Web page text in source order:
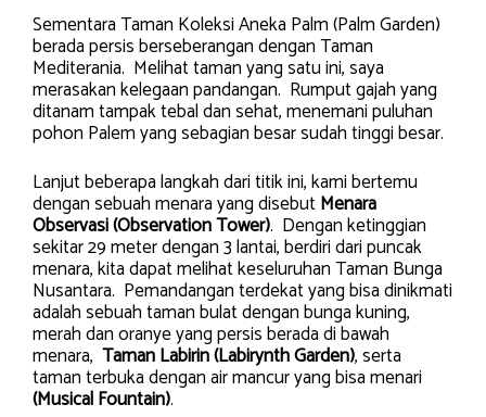
Sementara Taman Koleksi Aneka Palm (Palm Garden)
berada persis berseberangan dengan Taman
Mediterania. Melihat taman yang satu ini, saya
merasakan kelegaan pandangan. Rumput gajah yang
ditanam tampak tebal dan sehat, menemani puluhan
pohon Palem yang sebagian besar sudah tinggi besar.
Lanjut beberapa langkah dari titik ini, kami bertemu
dengan sebuah menara yang disebutMenara
Observasi (Observation Tower). Dengan ketinggian
sekitar 29 meter dengan 3 lantai, berdiri dari puncak
menara, kita dapat melihat keseluruhan Taman Bunga
Nusantara. Pemandangan terdekat yang bisa dinikmati
adalah sebuah taman bulat dengan bunga kuning,
merah dan oranye yang persis berada di bawah
menara, Taman Labirin (Labirynth Garden), serta
taman terbuka dengan air mancur yang bisa menari
(Musical Fountain).